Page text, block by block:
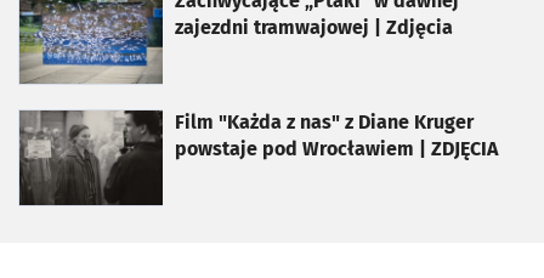
zajezdni tramwajowej | Zdjęcia
Film "Każda z nas" z Diane Kruger
powstaje pod Wrocławiem | ZDJĘCIA
otworzy się w nowej karcie